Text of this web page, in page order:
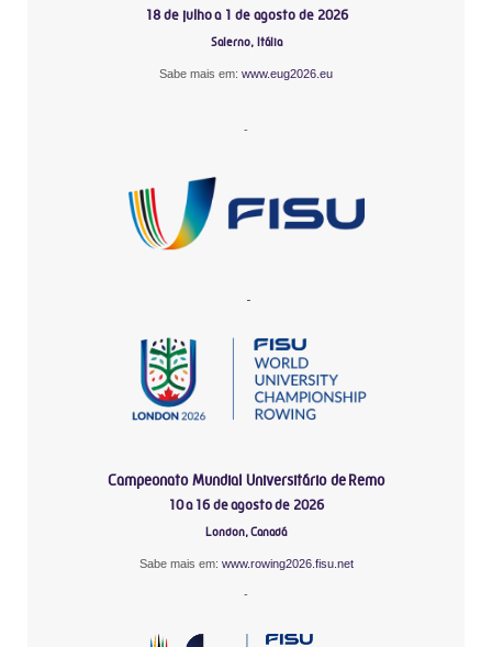
18 de julho a 1 de agosto de 2026
Salerno, Itália
Sabe mais em: www.eug2026.eu
-
-
Campeonato Mundial Universitário de Remo
10 a 16 de agosto de 2026
London, Canadá
Sabe mais em: www.rowing2026.fisu.net
-